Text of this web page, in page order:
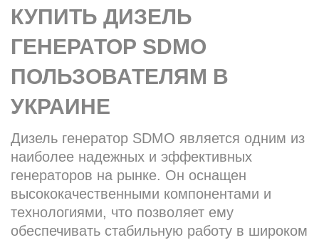
КУПИТЬ ДИЗЕЛЬ
ГЕНЕРАТОР SDMO
ПОЛЬЗОВАТЕЛЯМ В
УКРАИНЕ
Дизель генератор SDMO является одним из
наиболее надежных и эффективных
генераторов на рынке. Он оснащен
высококачественными компонентами и
технологиями, что позволяет ему
обеспечивать стабильную работу в широком